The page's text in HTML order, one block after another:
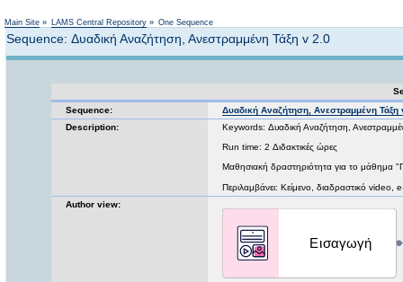
Main Site » LAMS Central Repository » One Sequence
Sequence: Δυαδική Αναζήτηση, Ανεστραμμένη Τάξη v 2.0
Sequence:
Δυαδική Αναζήτηση, Ανεστραμμένη Τάξη
Description:
Keywords: Δυαδική Αναζήτηση,
Run time: 2 Διδακτικές ώρες
Μαθησιακή δραστηριότητα για το μάθημα
Περιλαμβάνει: Κείμενο, διαδραστικό
Author view: